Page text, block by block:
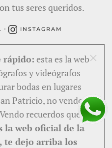
tus seres queridos.
· INSTAGRAM
rápido: esta es la web
y videógrafos
bodas en lugares
Patricio, no vendo
recuerdos que
la web oficial de la
te dejo arriba los